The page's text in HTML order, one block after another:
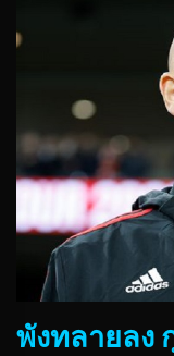
พังทลายลง